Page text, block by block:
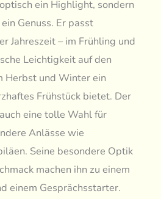
ein Highlight, sondern
Genuss. Er passt
Jahreszeit – im Frühling und
Leichtigkeit auf den
Herbst und Winter ein
Frühstück bietet. Der
eine tolle Wahl für
Anlässe wie
Seine besondere Optik
machen ihn zu einem
einem Gesprächsstarter.